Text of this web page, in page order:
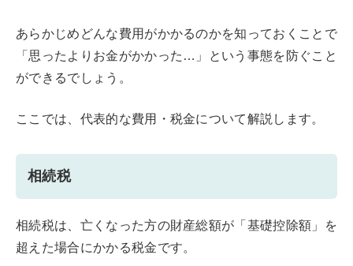
あらかじめどんな費用がかかるのかを知っておくことで
「思ったよりお金がかかった…」という事態を防ぐこと
ができるでしょう。
ここでは、代表的な費用・税金について解説します。
相続税
相続税は、亡くなった方の財産総額が「基礎控除額」を
超えた場合にかかる税金です。